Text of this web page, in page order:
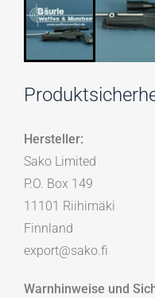
Hersteller:
Sako Limited
P.O. Box 149
11101 Riihimäki
Finnland
export@sako.fi
Warnhinweise und